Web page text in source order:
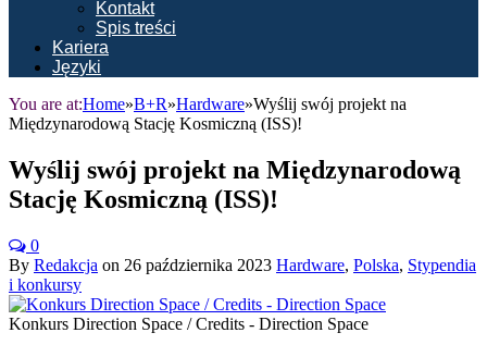
Kontakt
Spis treści
Kariera
Języki
You are at:Home»B+R»Hardware»Wyślij swój projekt na
Międzynarodową Stację Kosmiczną (ISS)!
Wyślij swój projekt na Międzynarodową
Stację Kosmiczną (ISS)!
0
By Redakcja on 26 października 2023 Hardware, Polska, Stypendia
i konkursy
Konkurs Direction Space / Credits - Direction Space